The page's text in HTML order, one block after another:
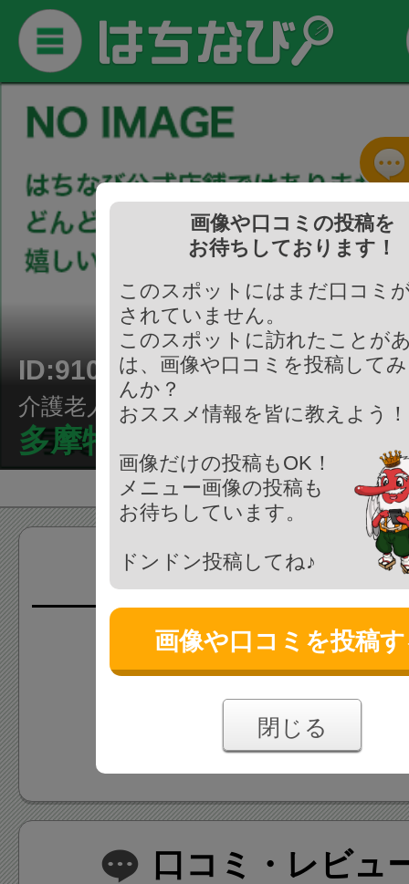
ID:910074
介護老人施設/老人ホーム
多摩特養老人ホーム
画像(0枚)
画像はまだ投稿されていま
画像を投稿する
口コミ・レビュ
画像や口コミの投稿を
お待ちしております！
このスポットにはまだ口コミ
されていません。
このスポットに訪れたことが
は、画像や口コミを投稿して
んか？
おススメ情報を皆に教えよう
画像だけの投稿もOK！
メニュー画像の投稿も
お待ちしています。
ドンドン投稿してね♪
画像や口コミを投稿
閉じる